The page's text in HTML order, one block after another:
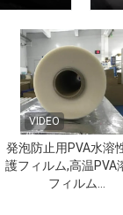
VIDEO
発泡防止用PVA水溶
護フィルム,高温PVA
フィルム